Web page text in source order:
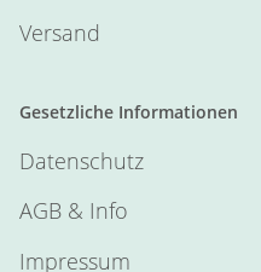
Versand
Gesetzliche Informationen
Datenschutz
AGB & Info
Impressum